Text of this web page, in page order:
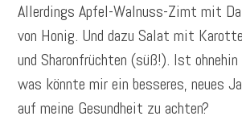
Allerdings Apfel-Walnuss-Zimt mit
von Honig. Und dazu Salat mit
und Sharonfrüchten (süß!). Ist ohnehin
was könnte mir ein besseres, neues
auf meine Gesundheit zu achten?